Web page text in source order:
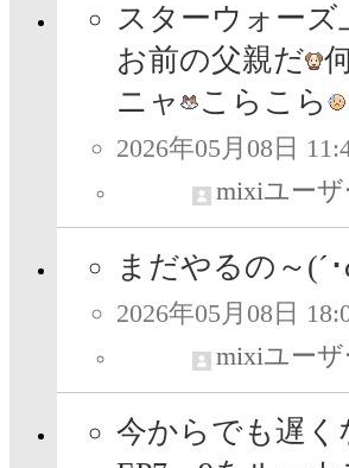
スターウォーズ
お前の父親だ
ニャ
こらこら
2026年05月08日
mixiユーザ
まだやるの～(´
2026年05月08日
mixiユーザ
今からでも遅く